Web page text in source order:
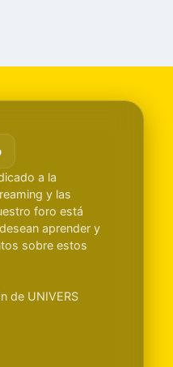
a la
y las
foro está
aprender y
sobre estos
de UNIVERS